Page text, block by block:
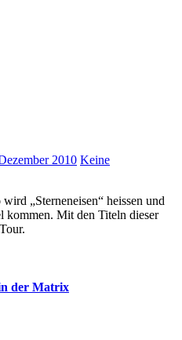
2010 Keine
kommen. Mit den Titeln dieser
der Matrix